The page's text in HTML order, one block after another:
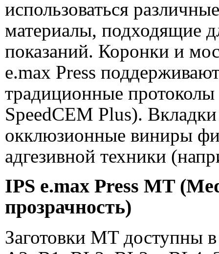
использоваться
материалы, подходящие
показаний. Коронки и
e.max Press
традиционные
SpeedCEM Plus).
окклюзионные виниры
адгезивной техники
IPS e.max Press MT
прозрачность)
Заготовки MT доступны